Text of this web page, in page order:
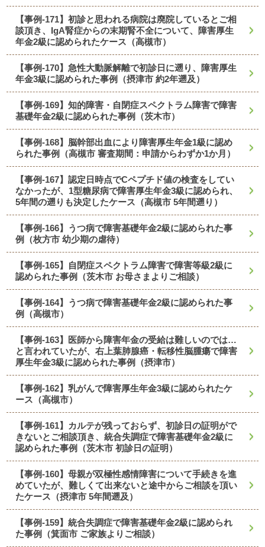
【事例-171】初診と思われる病院は廃院しているとご相
談頂き、IgA腎症からの末期腎不全について、障害厚生
年金2級に認められたケース（高槻市）
【事例-170】急性大動脈解離で初診日に遡り、障害厚生
年金3級に認められた事例（摂津市 約2年遡及）
【事例-169】知的障害・自閉症スペクトラム障害で障害
基礎年金2級に認められた事例（茨木市）
【事例-168】脳幹部出血により障害厚生年金1級に認め
られた事例（高槻市 審査期間：申請からわずか1か月）
【事例-167】認定日時点でCペプチド値の検査をしてい
なかったが、1型糖尿病で障害厚生年金3級に認められ、
5年間の遡りも決定したケース（高槻市 5年間遡り）
【事例-166】うつ病で障害基礎年金2級に認められた事
例（枚方市 幼少期の虐待）
【事例-165】自閉症スペクトラム障害で障害等級2級に
認められた事例（茨木市 お母さまよりご相談）
【事例-164】うつ病で障害基礎年金2級に認められた事
例（高槻市）
【事例-163】医師から障害年金の受給は難しいのでは…
と言われていたが、右上葉肺腺癌・転移性脳腫瘍で障害
厚生年金3級に認められた事例（摂津市）
【事例-162】乳がんで障害厚生年金3級に認められたケ
ース（高槻市）
【事例-161】カルテが残っておらず、初診日の証明がで
きないとご相談頂き、統合失調症で障害基礎年金2級に
認められた事例（茨木市 初診日の証明）
【事例-160】母親が双極性感情障害について手続きを進
めていたが、難しくて出来ないと途中からご相談を頂い
たケース（摂津市 5年間遡及）
【事例-159】統合失調症で障害基礎年金2級に認められ
た事例（箕面市 ご家族よりご相談）